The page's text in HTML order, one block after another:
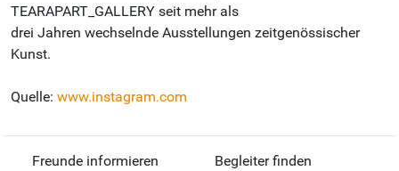
TEARAPART_GALLERY seit mehr als
drei Jahren wechselnde Ausstellungen zeitgenössischer
Kunst.
Quelle: www.instagram.com
Freunde informieren Begleiter finden